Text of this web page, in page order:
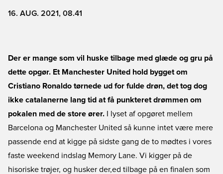
16. AUG. 2021, 08.41
Der er mange som vil huske tilbage med glæde og gru på
dette opgør. Et Manchester United hold bygget om
Cristiano Ronaldo tørnede ud for fulde drøn, det tog dog
ikke catalanerne lang tid at få punkteret drømmen om
pokalen med de store ører. I lyset af opgøret mellem
Barcelona og Manchester United så kunne intet være mere
passende end at kigge på sidste gang de to mødtes i vores
faste weekend indslag Memory Lane. Vi kigger på de
hisoriske trøjer, og husker der,ed tilbage på en finalen som